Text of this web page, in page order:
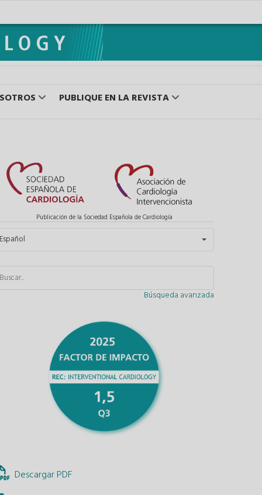
PUBLIQUE EN LA REVISTA
Publicación de la Sociedad Española de Cardiología
Seleccione su idioma
Español
Búsqueda avanzada
Descargar PDF